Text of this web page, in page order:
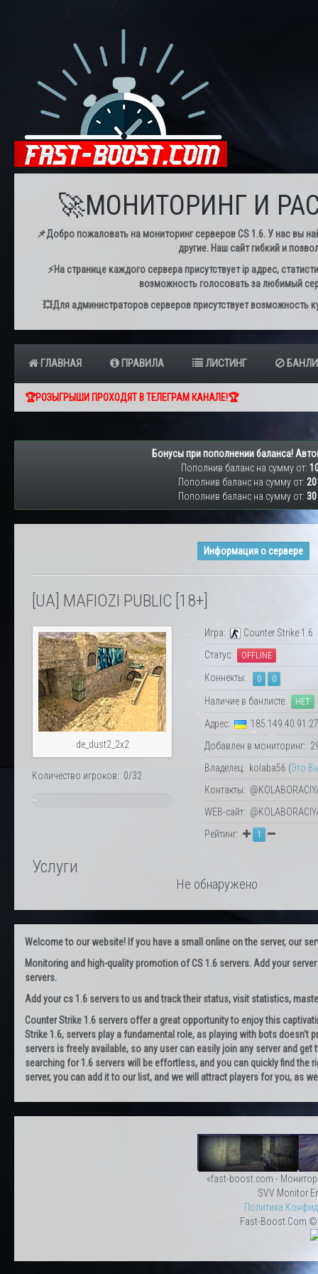
🚀МОНИТОРИНГ И
📌Добро пожаловать на мониторинг серверов CS 1.6. У нас вы
другие. Наш сайт гибкий и
⚡️На странице каждого сервера присутствует ip адрес,
возможность голосовать за любимый
💥Для администраторов серверов присутствует возможность
ГЛАВНАЯ ПРАВИЛА ЛИСТИНГ
🏆РОЗЫГРЫШИ ПРОХОДЯТ В ТЕЛЕГРАМ КАНАЛЕ!🏆
Бонусы при пополнении баланса!
Пополнив баланс на сумму от:
Пополнив баланс на сумму от:
Пополнив баланс на сумму от:
Информация о сервере
[UA] MAFIOZI PUBLIC [18+]
de_dust2_2x2
Количество игроков: 0/32
~
Игра:
Counter Strike 1.6
Статус:
OFFLINE
Коннекты: 0 0
Наличие в банлисте: НЕТ
Адрес:
Добавлен в мониторинг:
Владелец: kolaba56 (Это
Контакты:
WEB-сайт:
Рейтинг:
1
Услуги
Не обнаружено
Welcome to our website! If you have a small online on the server, our
Monitoring and high-quality promotion of CS 1.6 servers. Add your
servers.
Add your cs 1.6 servers to us and track their status, visit statistics,
Counter Strike 1.6 servers offer a great opportunity to enjoy this
Strike 1.6, servers play a fundamental role, as playing with bots
servers is freely available, so any user can easily join any server and
searching for 1.6 servers will be effortless, and you can quickly find
server, you can add it to our list, and we will attract players for you, as
«fast-boost.com -
SVV Monitor
Политика
Fast-Boost.Com